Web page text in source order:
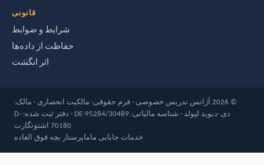
قانونی
شرایط و ضوابط
حفاظت از داده‌ها
اثر انگشت
© 2026 آژانس تدریس خصوصی · فرم حقوقی: مالکیت انحصاری · مالک:
دی.-دیوید لپولد · شناسه مالیاتی: DE-95284/30489 · دفتر ثبت شده: D-
70180 اشتوتگارت
پرستار بچه فوق العادهخدمات جایابی ماما